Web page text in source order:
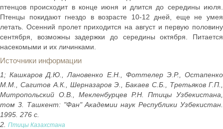
птенцов происходит в конце июня и длится до середины июля.
Птенцы покидают гнездо в возрасте 10-12 дней, еще не умея
летать. Осенний пролет приходится на август и первую половину
сентября, возможны задержки до середины октября. Питается
насекомыми и их личинками.
Источники информации
1; Кашкаров Д.Ю., Лановенко Е.Н., Фоттелер Э.Р., Остапенко
М.М., Сагитов А.К., Шерназаров Э., Бакаев С.Б., Третьяков Г.П.,
Митропольский О.В., Мекленбурцев Р.Н. Птицы Узбекистана,
том 3. Ташкент: "Фан" Академии наук Республики Узбекистан.
1995. 276 с.
2. Птицы Казахстана